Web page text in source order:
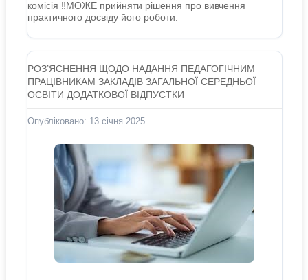
комісія ‼️МОЖЕ прийняти рішення про вивчення
практичного досвіду його роботи.
РОЗ’ЯСНЕННЯ ЩОДО НАДАННЯ ПЕДАГОГІЧНИМ
ПРАЦІВНИКАМ ЗАКЛАДІВ ЗАГАЛЬНОЇ СЕРЕДНЬОЇ
ОСВІТИ ДОДАТКОВОЇ ВІДПУСТКИ
Опубліковано: 13 січня 2025